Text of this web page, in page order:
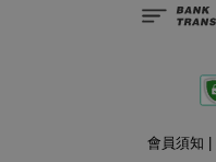
會員須知